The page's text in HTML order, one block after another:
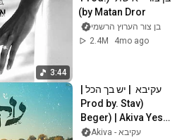
3:44
by Matan Dror)
בן צור הערוץ הרשמי
2.4M
4mo ago
Becha HaKol
עקיבא - Akiva